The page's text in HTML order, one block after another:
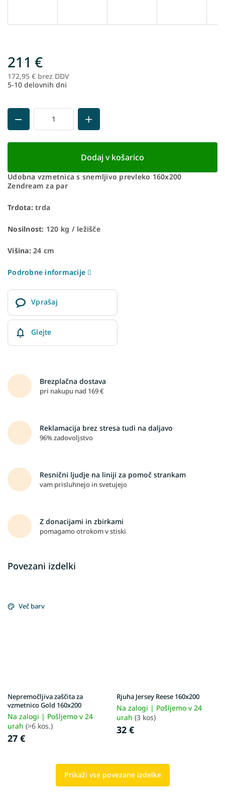
211 €
172,95 € brez DDV
5-10 delovnih dni
Dodaj v košarico
Udobna vzmetnica s snemljivo prevleko 160x200
Zendream za par
Trdota:trda
Nosilnost: 120 kg / ležišče
Višina:24 cm
Podrobne informacije
Vprašaj
Glejte
Brezplačna dostava
pri nakupu nad 169 €
Reklamacija brez stresa tudi na daljavo
96% zadovoljstvo
Resnični ljudje na liniji za pomoč strankam
vam prisluhnejo in svetujejo
Z donacijami in zbirkami
pomagamo otrokom v stiski
Povezani izdelki
Več barv
Nepremočljiva zaščita za
vzmetnico Gold 160x200
Na zalogi | Pošljemo v 24
urah (>6 kos.)
27 €
Rjuha Jersey Reese 160x200
Na zalogi | Pošljemo v 24
urah (3 kos)
32 €
Prikaži vse povezane izdelke